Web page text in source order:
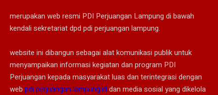
merupakan web resmi PDI Perjuangan Lampung di bawah
kendali sekretariat dpd pdi perjuangan lampung.
website ini dibangun sebagai alat komunikasi publik untuk
menyampaikan informasi kegiatan dan program PDI
Perjuangan kepada masyarakat luas dan terintegrasi dengan
web pdi perjuangan lampung.id dan media sosial yang dikelola